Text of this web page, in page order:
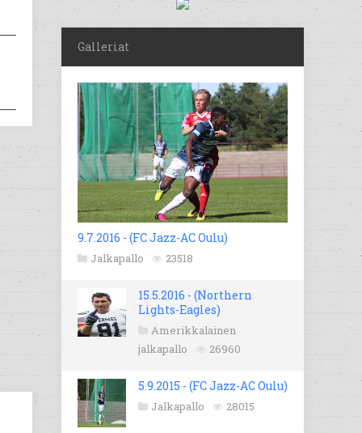
Galleriat
9.7.2016 - (FC Jazz-AC Oulu)
Jalkapallo 23518
15.5.2016 - (Northern
Lights-Eagles)
Amerikkalainen
jalkapallo
26960
5.9.2015 - (FC Jazz-AC Oulu)
Jalkapallo 28015